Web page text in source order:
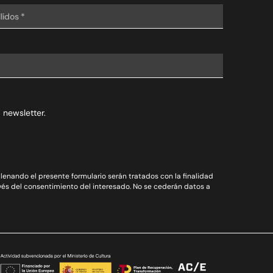
el presente formulario serán tratados con la finalidad
del consentimiento del interesado. No se cederán datos a